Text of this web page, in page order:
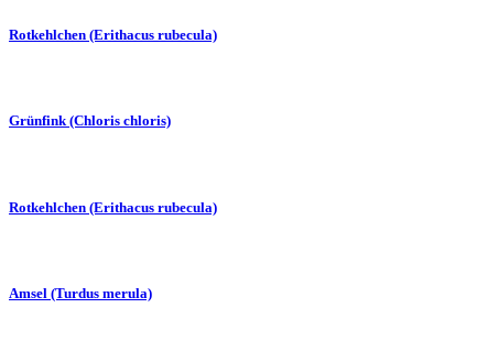
Rotkehlchen (Erithacus rubecula)
Grünfink (Chloris chloris)
Rotkehlchen (Erithacus rubecula)
Amsel (Turdus merula)